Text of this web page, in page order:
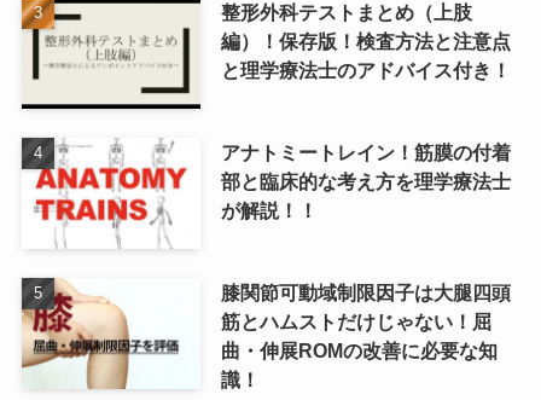
整形外科テストまとめ（上肢
編）！保存版！検査方法と注意点
と理学療法士のアドバイス付き！
アナトミートレイン！筋膜の付着
部と臨床的な考え方を理学療法士
が解説！！
膝関節可動域制限因子は大腿四頭
筋とハムストだけじゃない！屈
曲・伸展ROMの改善に必要な知
識！